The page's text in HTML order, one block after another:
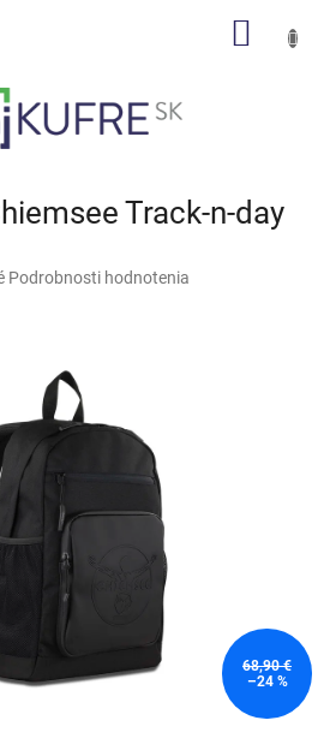
Track-n-day
Podrobnosti hodnotenia
68,90 €
–24 %